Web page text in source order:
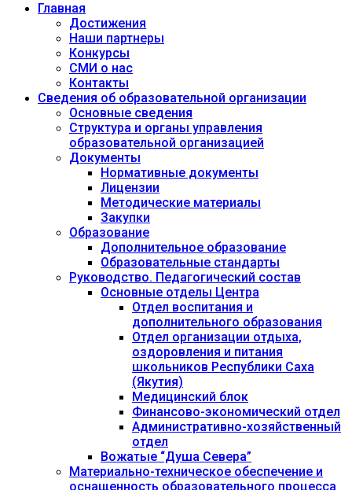
Главная
Достижения
Наши партнеры
Конкурсы
СМИ о нас
Контакты
Сведения об образовательной организации
Основные сведения
Структура и органы управления
образовательной организацией
Документы
Нормативные документы
Лицензии
Методические материалы
Закупки
Образование
Дополнительное образование
Образовательные стандарты
Руководство. Педагогический состав
Основные отделы Центра
Отдел воспитания и
дополнительного образования
Отдел организации отдыха,
оздоровления и питания
школьников Республики Саха
(Якутия)
Медицинский блок
Финансово-экономический отдел
Административно-хозяйственный
отдел
Вожатые “Душа Севера”
Материально-техническое обеспечение и
оснащенность образовательного процесса